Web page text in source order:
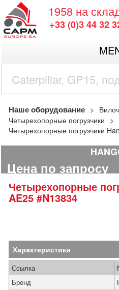
1958 на
+33 (0)3 44 32
Наше оборудование
Четырехопорные погрузчики
Четырехопорные погрузчики
Цена по запросу
Четырехопорные
AE25#N13834
Характеристики
Ссылка
Бренд